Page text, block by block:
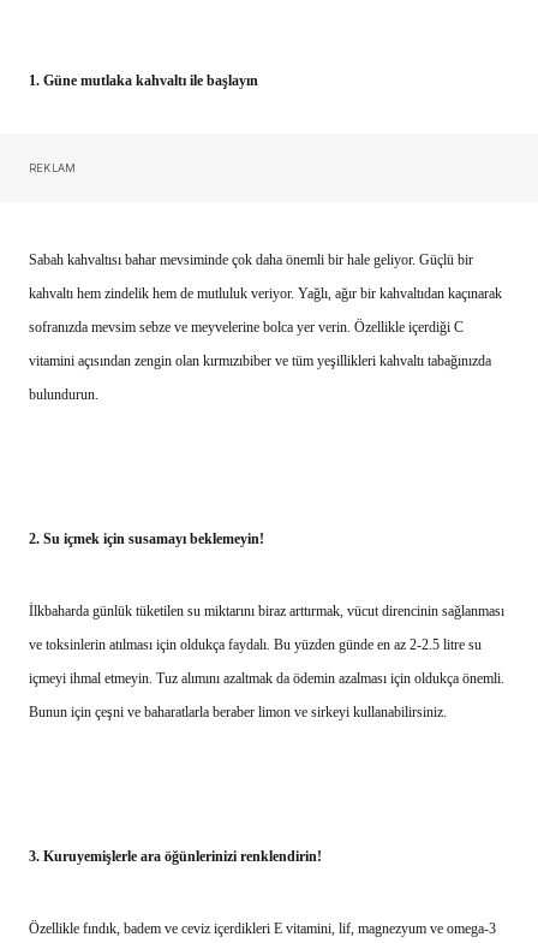
1. Güne mutlaka kahvaltı ile başlayın
REKLAM
Sabah kahvaltısı bahar mevsiminde çok daha önemli bir hale geliyor. Güçlü bir
kahvaltı hem zindelik hem de mutluluk veriyor. Yağlı, ağır bir kahvaltıdan kaçınarak
sofranızda mevsim sebze ve meyvelerine bolca yer verin. Özellikle içerdiği C
vitamini açısından zengin olan kırmızıbiber ve tüm yeşillikleri kahvaltı tabağınızda
bulundurun.
2. Su içmek için susamayı beklemeyin!
İlkbaharda günlük tüketilen su miktarını biraz arttırmak, vücut direncinin sağlanması
ve toksinlerin atılması için oldukça faydalı. Bu yüzden günde en az 2-2.5 litre su
içmeyi ihmal etmeyin. Tuz alımını azaltmak da ödemin azalması için oldukça önemli.
Bunun için çeşni ve baharatlarla beraber limon ve sirkeyi kullanabilirsiniz.
3. Kuruyemişlerle ara öğünlerinizi renklendirin!
Özellikle fındık, badem ve ceviz içerdikleri E vitamini, lif, magnezyum ve omega-3